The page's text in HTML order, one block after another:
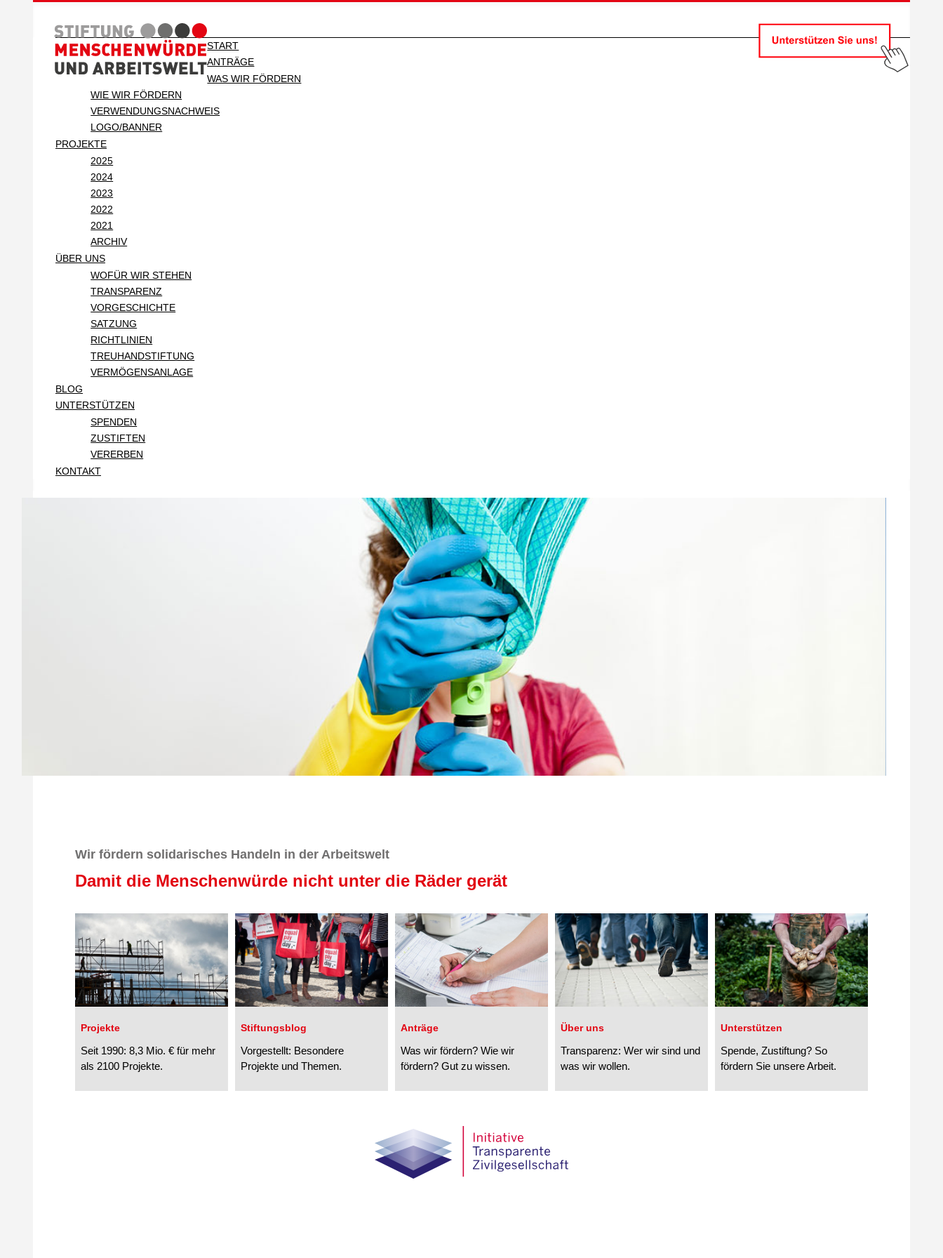
START
ANTRÄGE
WAS WIR FÖRDERN
WIE WIR FÖRDERN
VERWENDUNGSNACHWEIS
LOGO/BANNER
PROJEKTE
2025
2024
2023
2022
2021
ARCHIV
ÜBER UNS
WOFÜR WIR STEHEN
TRANSPARENZ
VORGESCHICHTE
SATZUNG
RICHTLINIEN
TREUHANDSTIFTUNG
VERMÖGENSANLAGE
BLOG
UNTERSTÜTZEN
SPENDEN
ZUSTIFTEN
VERERBEN
KONTAKT
Wir fördern solidarisches Handeln in der Arbeitswelt
Damit die Menschenwürde nicht unter die Räder gerät
Projekte
Seit 1990: 8,3 Mio. € für mehr
als 2100 Projekte.
Stiftungsblog
Vorgestellt: Besondere
Projekte und Themen.
Anträge
Was wir fördern? Wie wir
fördern? Gut zu wissen.
Über uns
Transparenz: Wer wir sind und
was wir wollen.
Unterstützen
Spende, Zustiftung? So
fördern Sie unsere Arbeit.